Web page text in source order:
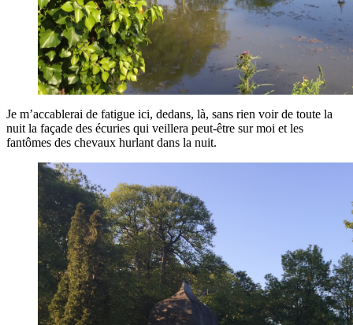
Je m’accablerai de fatigue ici, dedans, là, sans rien voir de toute la
nuit la façade des écuries qui veillera peut-être sur moi et les
fantômes des chevaux hurlant dans la nuit.